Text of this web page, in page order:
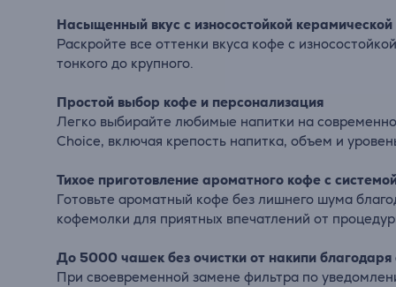
Насыщенный вкус с износостойкой
Раскройте все оттенки вкуса кофе с
тонкого до крупного.
Простой выбор кофе и персонализация
Легко выбирайте любимые напитки на
Choice, включая крепость напитка, объем и
Тихое приготовление ароматного кофе с
Готовьте ароматный кофе без лишнего шума
кофемолки для приятных впечатлений от
До 5000 чашек без очистки от накипи
При своевременной замене фильтра по